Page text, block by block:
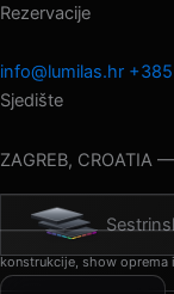
Rezervacije
info@lumilas.hr
Sjedište
ZAGREB, CROATIA
konstrukcije, show oprema